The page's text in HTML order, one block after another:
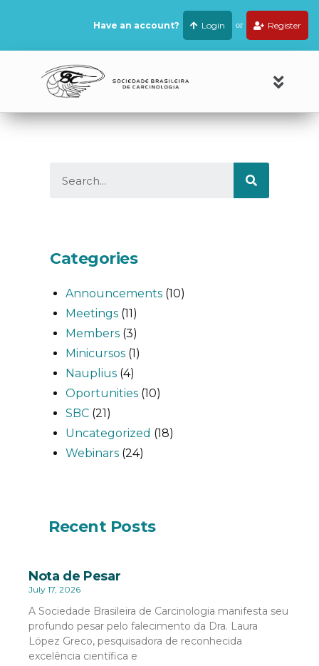
Have an account? Login or Register
Categories
Announcements (10)
Meetings (11)
Members (3)
Minicursos (1)
Nauplius (4)
Oportunities (10)
SBC (21)
Uncategorized (18)
Webinars (24)
Recent Posts
Nota de Pesar
July 17, 2026
A Sociedade Brasileira de Carcinologia manifesta seu
profundo pesar pelo falecimento da Dra. Laura
López Greco, pesquisadora de reconhecida
excelência científica e